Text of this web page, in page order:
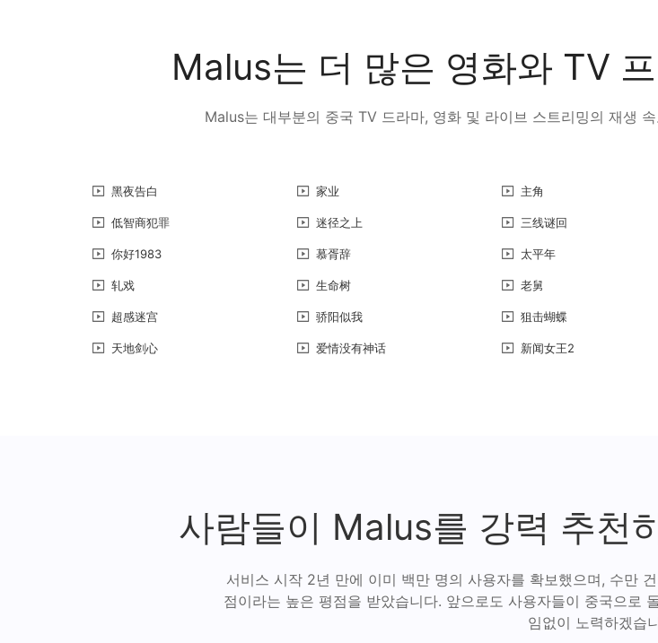
Malus는 더 많은 영화와 TV
Malus는 대부분의 중국 TV 드라마, 영화 및 라이브 스트리밍의 재생
黑夜告白 家业 主角
低智商犯罪 迷径之上 三线谜回
你好1983 慕胥辞 太平年
轧戏 生命树 老舅
超感迷宫 骄阳似我 狙击蝴蝶
天地剑心 爱情没有神话 新闻女王2
사람들이 Malus를 강력 추천
서비스 시작 2년 만에 이미 백만 명의 사용자를 확보했으며, 수만
점이라는 높은 평점을 받았습니다. 앞으로도 사용자들이 중국으로
임없이 노력하겠습